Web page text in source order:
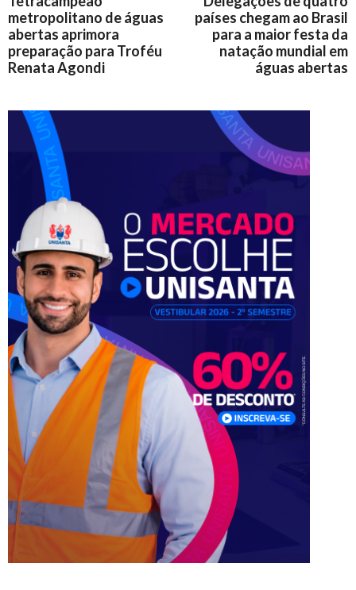
metropolitano de águas
abertas aprimora
preparação para Troféu
Renata Agondi
países chegam ao Brasil
para a maior festa da
natação mundial em
águas abertas